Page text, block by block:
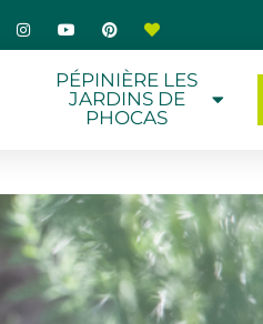
PÉPINIÈRE LES
JARDINS DE
PHOCAS